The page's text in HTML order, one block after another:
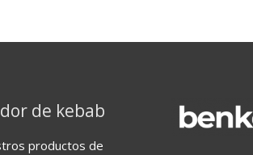
de kebab
productos de